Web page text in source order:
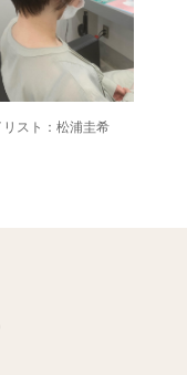
リスト：松浦圭希